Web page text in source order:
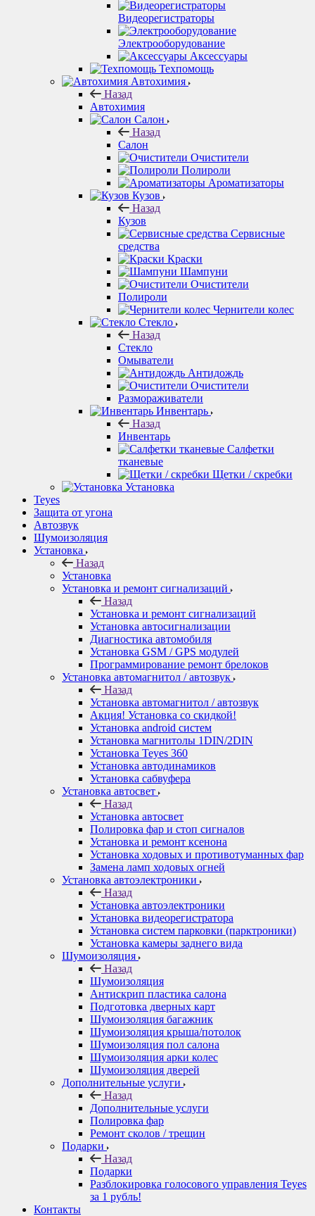
Видеорегистраторы
Электрооборудование
Аксессуары
Техпомощь
Автохимия
Назад
Автохимия
Салон
Назад
Салон
Очистители
Полироли
Ароматизаторы
Кузов
Назад
Кузов
Сервисные
средства
Краски
Шампуни
Очистители
Полироли
Чернители колес
Стекло
Назад
Стекло
Омыватели
Антидождь
Очистители
Размораживатели
Инвентарь
Назад
Инвентарь
Салфетки
тканевые
Щетки / скребки
Установка
Teyes
Защита от угона
Автозвук
Шумоизоляция
Установка
Назад
Установка
Установка и ремонт сигнализаций
Назад
Установка и ремонт сигнализаций
Установка автосигнализации
Диагностика автомобиля
Установка GSM / GPS модулей
Программирование ремонт брелоков
Установка автомагнитол / автозвук
Назад
Установка автомагнитол / автозвук
Акция! Установка со скидкой!
Установка android систем
Установка магнитолы 1DIN/2DIN
Установка Teyes 360
Установка автодинамиков
Установка сабвуфера
Установка автосвет
Назад
Установка автосвет
Полировка фар и стоп сигналов
Установка и ремонт ксенона
Установка ходовых и противотуманных фар
Замена ламп ходовых огней
Установка автоэлектроники
Назад
Установка автоэлектроники
Установка видеорегистратора
Установка систем парковки (парктроники)
Установка камеры заднего вида
Шумоизоляция
Назад
Шумоизоляция
Антискрип пластика салона
Подготовка дверных карт
Шумоизоляция багажник
Шумоизоляция крыша/потолок
Шумоизоляция пол салона
Шумоизоляция арки колес
Шумоизоляция дверей
Дополнительные услуги
Назад
Дополнительные услуги
Полировка фар
Ремонт сколов / трещин
Подарки
Назад
Подарки
Разблокировка голосового управления Teyes
за 1 рубль!
Контакты